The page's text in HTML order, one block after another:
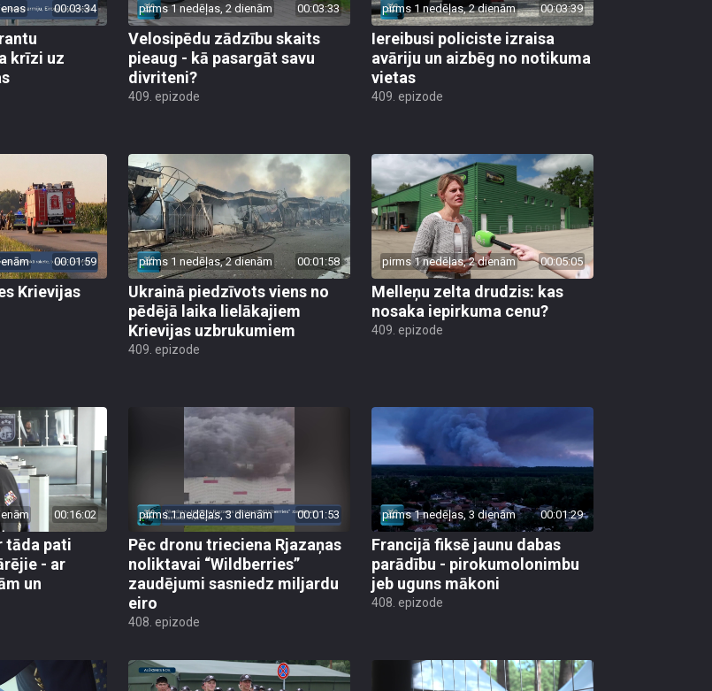
00:03:34
krīzi uz
pirms 1 nedēļas, 2 dienām 00:03:33
Velosipēdu zādzību skaits
pieaug - kā pasargāt savu
divriteni?
409. epizode
pirms 1 nedēļas, 2 dienām 00:03:39
Iereibusi policiste izraisa
avāriju un aizbēg no notikuma
vietas
409. epizode
00:01:59
Krievijas
pirms 1 nedēļas, 2 dienām 00:01:58
Ukrainā piedzīvots viens no
pēdējā laika lielākajiem
Krievijas uzbrukumiem
409. epizode
pirms 1 nedēļas, 2 dienām 00:05:05
Melleņu zelta drudzis: kas
nosaka iepirkuma cenu?
409. epizode
00:16:02
tāda pati
- ar
un
pirms 1 nedēļas, 3 dienām 00:01:53
Pēc dronu trieciena Rjazaņas
noliktavai “Wildberries”
zaudējumi sasniedz miljardu
eiro
408. epizode
pirms 1 nedēļas, 3 dienām 00:01:29
Francijā fiksē jaunu dabas
parādību - pirokumolonimbu
jeb uguns mākoni
408. epizode